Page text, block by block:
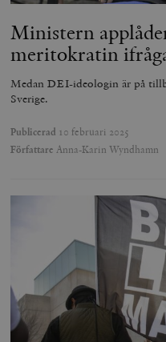
Ministern
meritokratin
Medan DEI-ideologin är på
Sverige.
Publicerad 10 februari 2025
Författare Anna-Karin Wyndhamn